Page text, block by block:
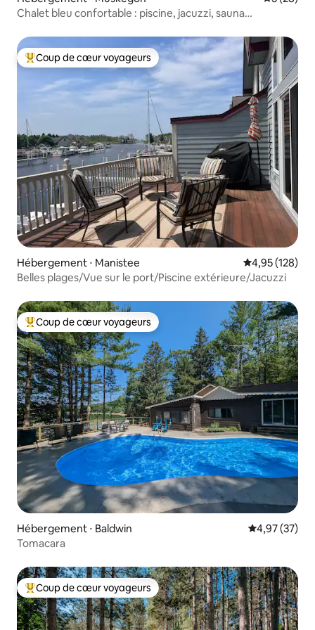
Chalet bleu confortable : piscine, jacuzzi, sauna
Coups de cœur voyageurs les plus appréciés
Coup de cœur voyageurs
Hébergement ⋅ Manistee Évaluation
4,95 (128)
Belles plages/Vue sur le port/Piscine extérieure/Jacuzzi
Coups de cœur voyageurs les plus appréciés
Coup de cœur voyageurs
Hébergement ⋅ Baldwin Évaluation
4,97 (37)
Tomacara
Coups de cœur voyageurs les plus appréciés
Coup de cœur voyageurs